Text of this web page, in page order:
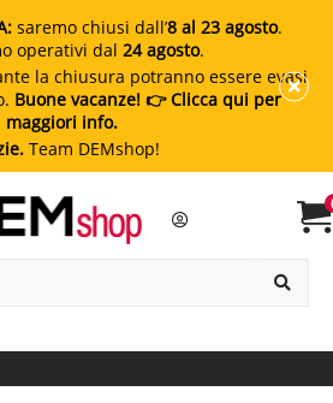
saremo chiusi dall’8 al 23 agosto.
operativi dal 24 agosto.
la chiusura potranno essere evasi
Buone vacanze! 👉 Clicca qui per
maggiori info.
Team DEMshop!